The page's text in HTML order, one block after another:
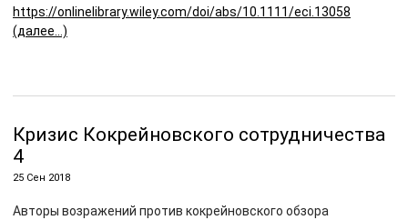
https://onlinelibrary.wiley.com/doi/abs/10.1111/eci.13058
(далее…)
Кризиc Кокрейновского сотрудничества
4
25 Сен 2018
Авторы возражений против кокрейновского обзора